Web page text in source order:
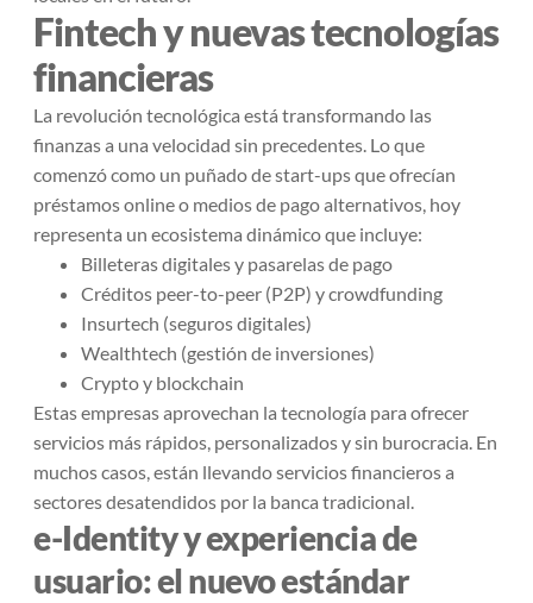
Fintech y nuevas tecnologías
financieras
La revolución tecnológica está transformando las
finanzas a una velocidad sin precedentes. Lo que
comenzó como un puñado de start-ups que ofrecían
préstamos online o medios de pago alternativos, hoy
representa un ecosistema dinámico que incluye:
Billeteras digitales y pasarelas de pago
Créditos peer-to-peer (P2P) y crowdfunding
Insurtech (seguros digitales)
Wealthtech (gestión de inversiones)
Crypto y blockchain
Estas empresas aprovechan la tecnología para ofrecer
servicios más rápidos, personalizados y sin burocracia. En
muchos casos, están llevando servicios financieros a
sectores desatendidos por la banca tradicional.
e-Identity y experiencia de
usuario: el nuevo estándar